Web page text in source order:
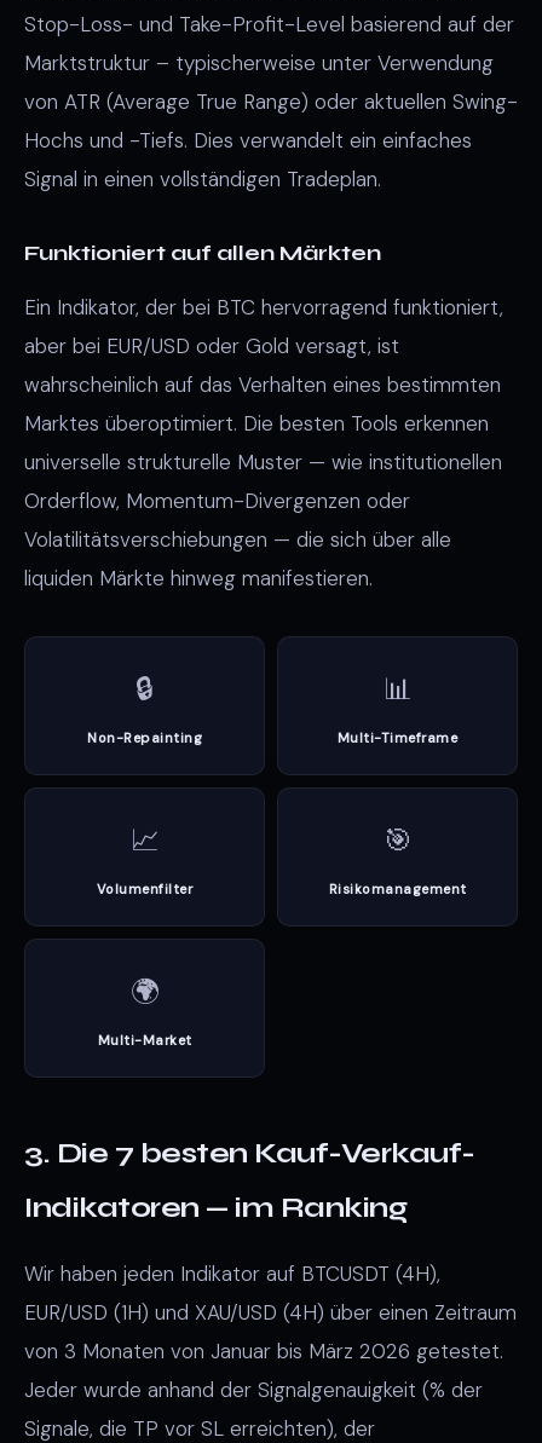
Stop-Loss- und Take-Profit-Level basierend auf der
Marktstruktur – typischerweise unter Verwendung
von ATR (Average True Range) oder aktuellen Swing-
Hochs und -Tiefs. Dies verwandelt ein einfaches
Signal in einen vollständigen Tradeplan.
Funktioniert auf allen Märkten
Ein Indikator, der bei BTC hervorragend funktioniert,
aber bei EUR/USD oder Gold versagt, ist
wahrscheinlich auf das Verhalten eines bestimmten
Marktes überoptimiert. Die besten Tools erkennen
universelle strukturelle Muster — wie institutionellen
Orderflow, Momentum-Divergenzen oder
Volatilitätsverschiebungen — die sich über alle
liquiden Märkte hinweg manifestieren.
🔒
Non-Repainting
📊
Multi-Timeframe
📈
Volumenfilter
🎯
Risikomanagement
🌍
Multi-Market
3. Die 7 besten Kauf-Verkauf-
Indikatoren — im Ranking
Wir haben jeden Indikator auf BTCUSDT (4H),
EUR/USD (1H) und XAU/USD (4H) über einen Zeitraum
von 3 Monaten von Januar bis März 2026 getestet.
Jeder wurde anhand der Signalgenauigkeit (% der
Signale, die TP vor SL erreichten), der